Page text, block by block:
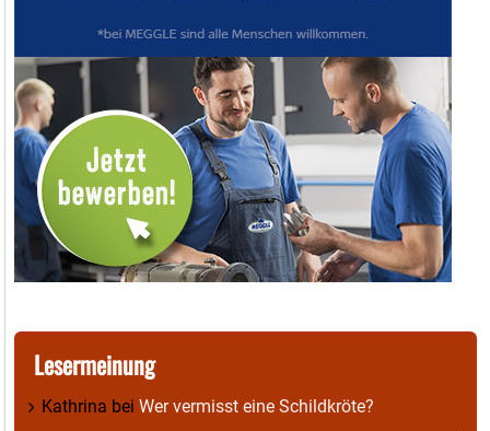
Lesermeinung
Kathrina bei Wer vermisst eine Schildkröte?